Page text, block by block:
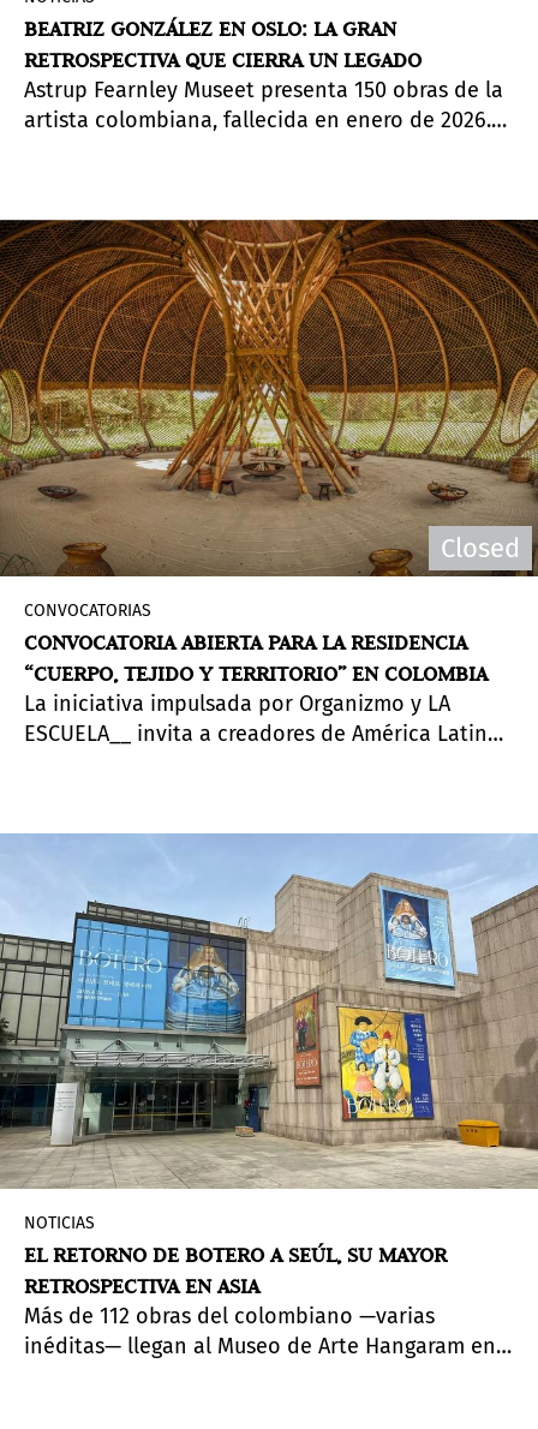
BEATRIZ GONZÁLEZ EN OSLO: LA GRAN
RETROSPECTIVA QUE CIERRA UN LEGADO
Astrup Fearnley Museet presenta 150 obras de la
artista colombiana, fallecida en enero de 2026.
propia.
Closed
CONVOCATORIAS
CONVOCATORIA ABIERTA PARA LA RESIDENCIA
“CUERPO, TEJIDO Y TERRITORIO” EN COLOMBIA
La iniciativa impulsada por Organizmo y LA
ESCUELA__ invita a creadores de América Latina
NOTICIAS
EL RETORNO DE BOTERO A SEÚL, SU MAYOR
RETROSPECTIVA EN ASIA
Más de 112 obras del colombiano —varias
inéditas— llegan al Museo de Arte Hangaram en